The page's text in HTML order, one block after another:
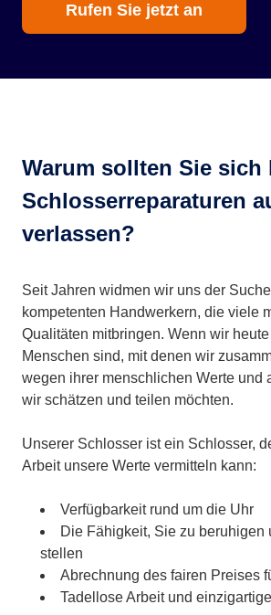
Rufen Sie jetzt an
Warum sollten Sie sich
Schlosserreparaturen
verlassen?
Seit Jahren widmen wir uns der
kompetenten Handwerkern, die viele
Qualitäten mitbringen. Wenn wir
Menschen sind, mit denen wir
wegen ihrer menschlichen Werte und
wir schätzen und teilen möchten.
Unserer Schlosser ist ein Schlosser,
Arbeit unsere Werte vermitteln kann:
Verfügbarkeit rund um die Uhr
Die Fähigkeit, Sie zu beruhigen
stellen
Abrechnung des fairen Preises
Tadellose Arbeit und